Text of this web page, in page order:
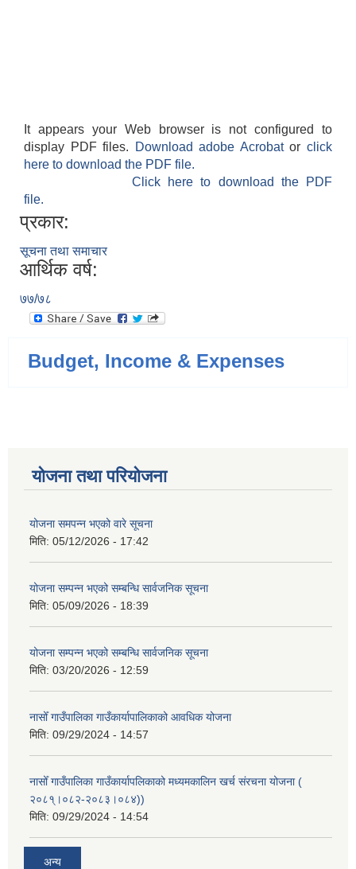
It appears your Web browser is not configured to
display PDF files.
Download adobe Acrobatorclick
here to download the PDF file.
Click here to download the PDF
file.
प्रकार:
सूचना तथा समाचार
आर्थिक वर्ष:
७७/७८
Budget, Income & Expenses
योजना तथा परियोजना
योजना समपन्न भएको वारे सूचना
मिति: 05/12/2026 - 17:42
योजना सम्पन्न भएको सम्बन्धि सार्वजनिक सूचना
मिति: 05/09/2026 - 18:39
योजना सम्पन्न भएको सम्बन्धि सार्वजनिक सूचना
मिति: 03/20/2026 - 12:59
नासोँ गाउँपालिका गाउँकार्यापालिकाको आवधिक योजना
मिति: 09/29/2024 - 14:57
नासोँ गाउँपालिका गाउँकार्यापलिकाको मध्यमकालिन खर्च संरचना योजना (
२०८१्।०८२-२०८३।०८४))
मिति: 09/29/2024 - 14:54
अन्य